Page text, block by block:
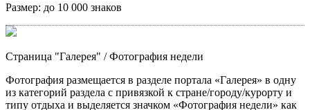
Размер: до 10 000 знаков
Страница "Галерея" / Фотография недели
Фотография размещается в разделе портала «Галерея» в одну
из категорий раздела с привязкой к стране/городу/курорту и
типу отдыха и выделяется значком «Фотография недели» как